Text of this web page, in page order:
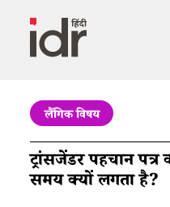
लैंगिक विषय
ट्रांसजेंडर पहचान
समय क्यों लगता है?